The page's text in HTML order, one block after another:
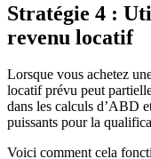
Stratégie 4 :
revenu locatif
Lorsque vous achetez
locatif prévu peut
dans les calculs d’ABD
puissants pour la
Voici comment cela